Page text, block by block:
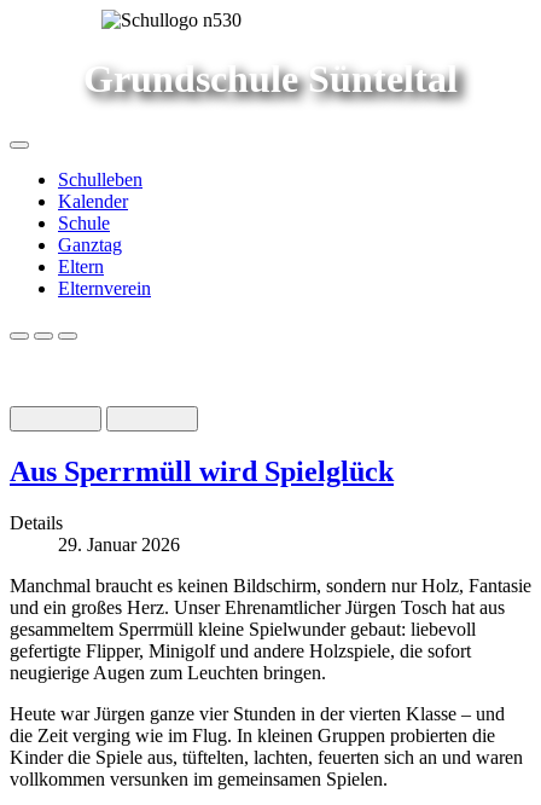
Grundschule Sünteltal
Schulleben
Kalender
Schule
Ganztag
Eltern
Elternverein
Aus Sperrmüll wird Spielglück
Details
29. Januar 2026
Manchmal braucht es keinen Bildschirm, sondern nur Holz, Fantasie
und ein großes Herz. Unser Ehrenamtlicher Jürgen Tosch hat aus
gesammeltem Sperrmüll kleine Spielwunder gebaut: liebevoll
gefertigte Flipper, Minigolf und andere Holzspiele, die sofort
neugierige Augen zum Leuchten bringen.
Heute war Jürgen ganze vier Stunden in der vierten Klasse – und
die Zeit verging wie im Flug. In kleinen Gruppen probierten die
Kinder die Spiele aus, tüftelten, lachten, feuerten sich an und waren
vollkommen versunken im gemeinsamen Spielen.